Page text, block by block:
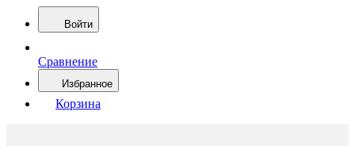
Войти
Сравнение
Избранное
Корзина